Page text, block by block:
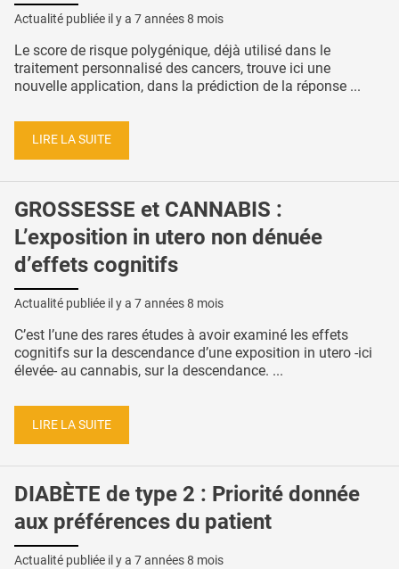
Actualité publiée il y a 7 années 8 mois
Le score de risque polygénique, déjà utilisé dans le
traitement personnalisé des cancers, trouve ici une
nouvelle application, dans la prédiction de la réponse ...
LIRE LA SUITE
GROSSESSE et CANNABIS :
L’exposition in utero non dénuée
d’effets cognitifs
Actualité publiée il y a 7 années 8 mois
C’est l’une des rares études à avoir examiné les effets
cognitifs sur la descendance d’une exposition in utero -ici
élevée- au cannabis, sur la descendance. ...
LIRE LA SUITE
DIABÈTE de type 2 : Priorité donnée
aux préférences du patient
Actualité publiée il y a 7 années 8 mois